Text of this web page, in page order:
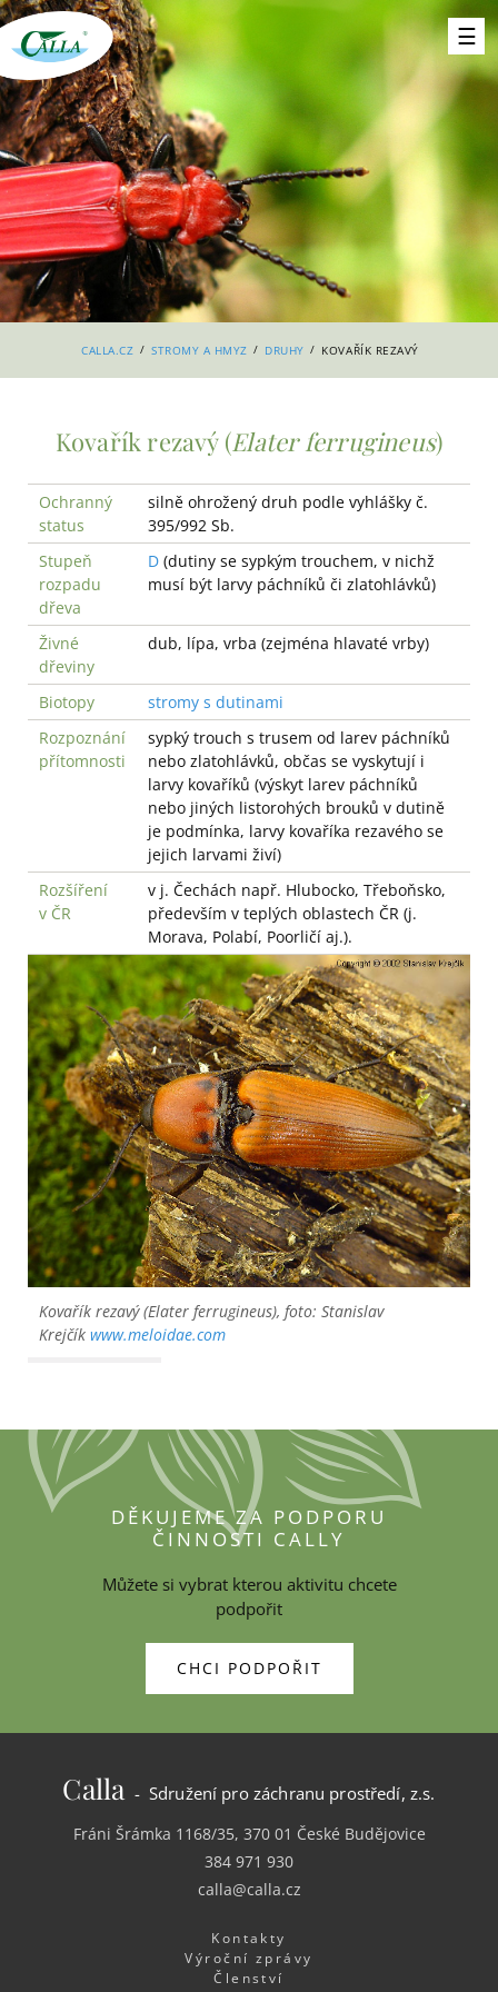
CALLA.CZ / STROMY A HMYZ / DRUHY / KOVAŘÍK REZAVÝ
Kovařík rezavý (Elater ferrugineus)
Ochranný
status
silně ohrožený druh podle vyhlášky č.
395/992 Sb.
Stupeň
rozpadu
dřeva
D (dutiny se sypkým trouchem, v nichž
musí být larvy páchníků či zlatohlávků)
Živné
dřeviny
dub, lípa, vrba (zejména hlavaté vrby)
Biotopy
stromy s dutinami
Rozpoznání
přítomnosti
sypký trouch s trusem od larev páchníků
nebo zlatohlávků, občas se vyskytují i
larvy kovaříků (výskyt larev páchníků
nebo jiných listorohých brouků v dutině
je podmínka, larvy kovaříka rezavého se
jejich larvami živí)
Rozšíření
v ČR
v j. Čechách např. Hlubocko, Třeboňsko,
především v teplých oblastech ČR (j.
Morava, Polabí, Poorličí aj.).
Kovařík rezavý (Elater ferrugineus), foto: Stanislav
Krejčík www.meloidae.com
DĚKUJEME ZA PODPORU
ČINNOSTI CALLY
Můžete si vybrat kterou aktivitu chcete
podpořit
CHCI PODPOŘIT
Calla - Sdružení pro záchranu prostředí, z.s.
Fráni Šrámka 1168/35, 370 01 České Budějovice
384 971 930
calla@calla.cz
Kontakty
Výroční zprávy
Členství